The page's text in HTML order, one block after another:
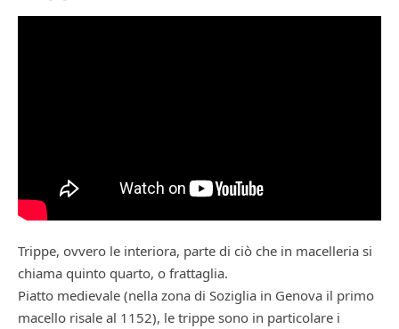
Trippe, ovvero le interiora, parte di ciò che in macelleria si
chiama quinto quarto, o frattaglia.
Piatto medievale (nella zona di Soziglia in Genova il primo
macello risale al 1152), le trippe sono in particolare i